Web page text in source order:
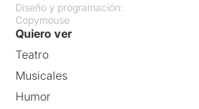
Diseño y programación:
Copymouse
Quiero ver
Teatro
Musicales
Humor